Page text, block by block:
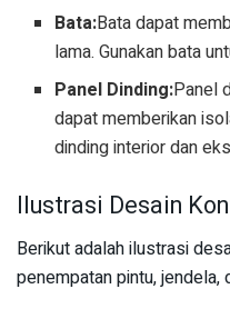
Bata:Bata dapat
lama. Gunakan bata
Panel Dinding:Panel
dapat memberikan
dinding interior dan
Ilustrasi Desain
Berikut adalah ilustrasi
penempatan pintu, jendela,